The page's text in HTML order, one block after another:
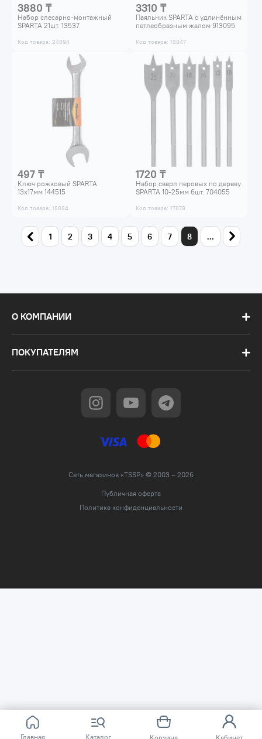
Главная Каталог Корзина Кабинет
3880 ₸
Набор слесарно-монтажный
SPARTA 21шт. 13537
Код товара: 24894
3310 ₸
Паяльник SPARTA с удлинённым
петлеобразным жалом 913095
Код товара: 18847
497 ₸
Ключ рожковый SPARTA
13x17мм 144515
Код товара: 18884
1720 ₸
Набор сверл перовых по дереву
SPARTA 10-25мм 6шт. 704055
Код товара: 17879
1 2 3 4 5 6 7 8 ...
О КОМПАНИИ
ПОКУПАТЕЛЯМ
Сеть магазинов «TSSP» © 2003 – 2026
Публичная оферта
Политика конфиденциальности